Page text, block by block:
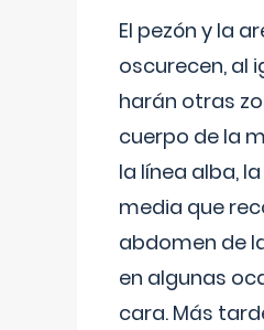
El pezón y la
oscurecen, al
harán otras
cuerpo de la
la línea alba,
media que
abdomen de
en algunas
cara. Más